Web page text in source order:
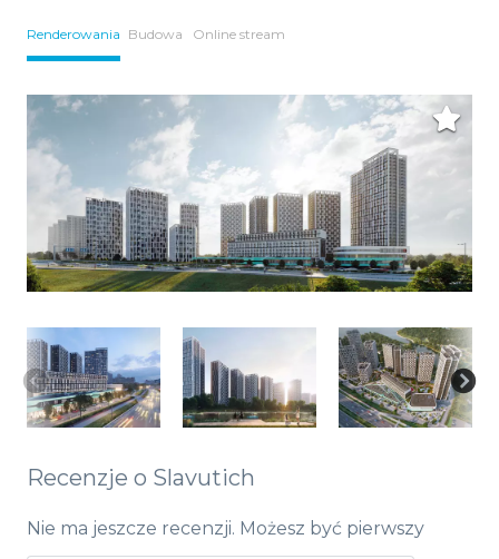
Renderowania Budowa Online stream
Recenzje o Slavutich
Nie ma jeszcze recenzji. Możesz być pierwszy